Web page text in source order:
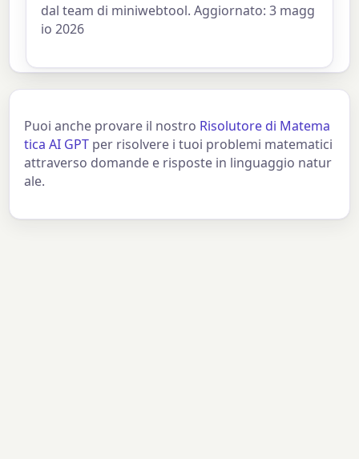
dal team di miniwebtool. Aggiornato: 3 magg
io 2026
Puoi anche provare il nostro Risolutore di Matema
tica AI GPT per risolvere i tuoi problemi matematici
attraverso domande e risposte in linguaggio natur
ale.